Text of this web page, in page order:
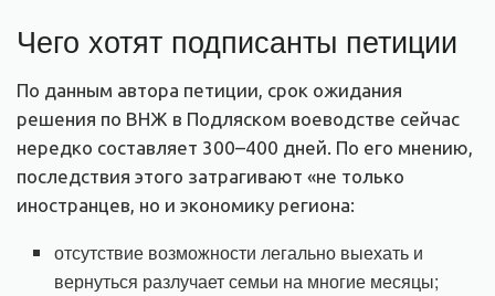
Чего хотят подписанты петиции
По данным автора петиции, срок ожидания
решения по ВНЖ в Подляском воеводстве сейчас
нередко составляет 300–400 дней. По его мнению,
последствия этого затрагивают «не только
иностранцев, но и экономику региона:
отсутствие возможности легально выехать и
вернуться разлучает семьи на многие месяцы;